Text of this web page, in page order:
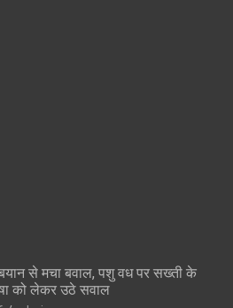
से मचा बवाल, पशु वध पर सख्ती के
को लेकर उठे सवाल